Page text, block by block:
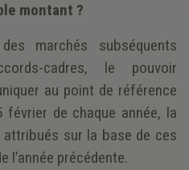
montant ?
marchés subséquents
cadres, le pouvoir
au point de référence
de chaque année, la
sur la base de ces
l’année précédente.